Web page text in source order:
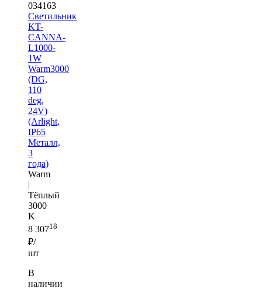
034163
Светильник
KT-
CANNA-
L1000-
1W
Warm3000
(DG,
110
deg,
24V)
(Arlight,
IP65
Металл,
3
года)
Warm
|
Тёплый
3000
K
8 30718
₽/
шт
В
наличии